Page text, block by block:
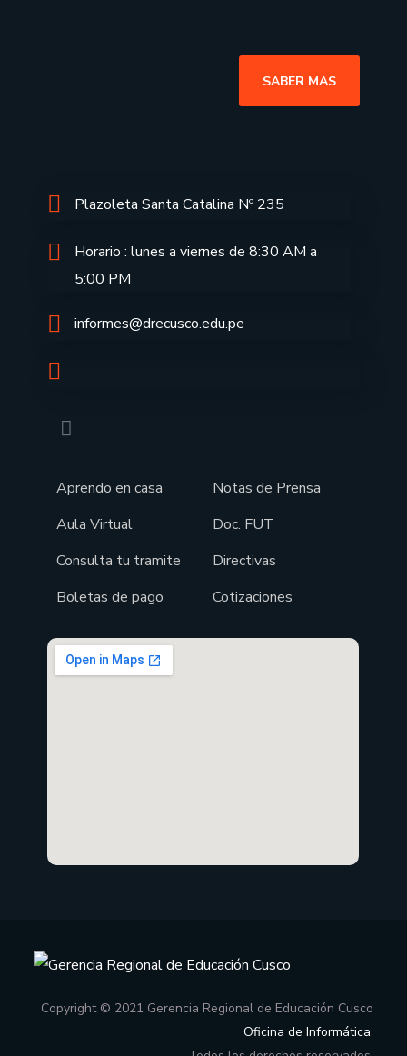
SABER MAS
Plazoleta Santa Catalina Nº 235
Horario : lunes a viernes de 8:30 AM a
5:00 PM
informes@drecusco.edu.pe
Aprendo en casa
Aula Virtual
Consulta tu tramite
Boletas de pago
Notas de Prensa
Doc. FUT
Directivas
Cotizaciones
Copyright © 2021 Gerencia Regional de Educación Cusco
Oficina de Informática.